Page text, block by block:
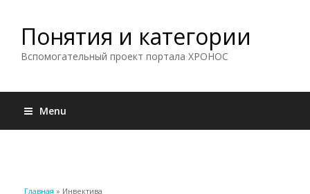
Понятия и категории
Вспомогательный проект портала ХРОНОС
Menu
Главная » Инвектива